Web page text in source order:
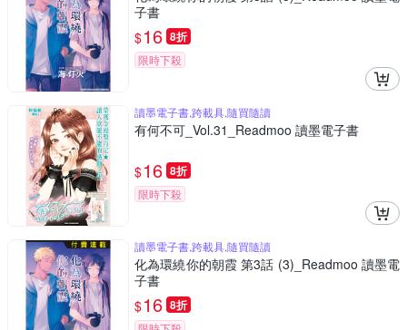
子書
$16 8折
限時下殺
讀墨電子書,跨載具,隨買隨讀
有何不可_Vol.31_Readmoo 讀墨電子書
$16 8折
限時下殺
讀墨電子書,跨載具,隨買隨讀
化為環繞你的朝霞 第3話 (3)_Readmoo 讀墨電
子書
$16 8折